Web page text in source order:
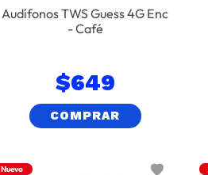
Audífonos TWS Guess 4G Enc
- Café
$649
COMPRAR
Nuevo